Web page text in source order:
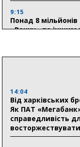
9:15
Понад 8
«Ранку» та
Пенсійний фонд
на пенсії,
прифронтових
14:04
Від харківських
Як ПАТ
справедливість
восторжествувати